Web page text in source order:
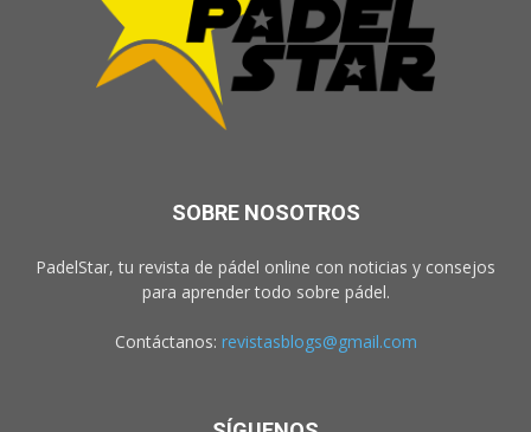
SOBRE NOSOTROS
PadelStar, tu revista de pádel online con noticias y consejos
para aprender todo sobre pádel.
Contáctanos: revistasblogs@gmail.com